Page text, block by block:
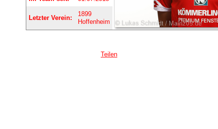
Letzter Verein:
1899
Hoffenheim
Teilen